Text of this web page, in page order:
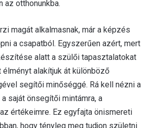
az otthonunkba.
magát alkalmasnak, már a képzés
a csapatból. Egyszerűen azért, mert
alatt a szülői tapasztalatokat
élményt alakítjuk át különböző
segítői minőséggé. Rá kell nézni a
saját önsegítői mintámra, a
értékeimre. Ez egyfajta önismereti
hogy tényleg meg tudjon születni